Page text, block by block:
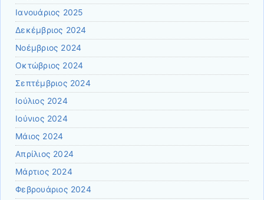
Ιανουάριος 2025
Δεκέμβριος 2024
Νοέμβριος 2024
Οκτώβριος 2024
Σεπτέμβριος 2024
Ιούλιος 2024
Ιούνιος 2024
Μάιος 2024
Απρίλιος 2024
Μάρτιος 2024
Φεβρουάριος 2024